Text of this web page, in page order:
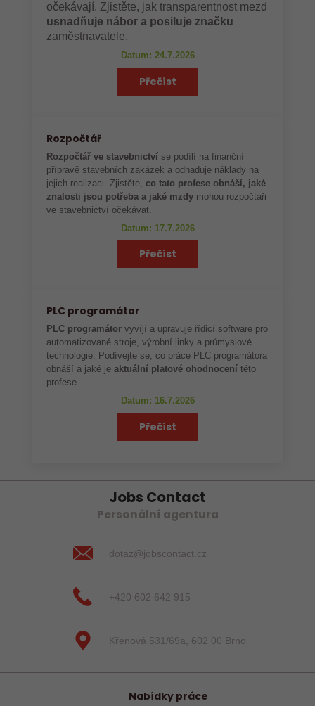
očekávají. Zjistěte, jak transparentnost mezd
usnadňuje nábor a posiluje značku
zaměstnavatele.
Datum: 24.7.2026
Přečíst
Rozpočtář
Rozpočtář ve stavebnictví se podílí na finanční
přípravě stavebních zakázek a odhaduje náklady na
jejich realizaci. Zjistěte,co tato profese obnáší, jaké
znalosti jsou potřeba a jaké mzdy mohou rozpočtáři
ve stavebnictví očekávat.
Datum: 17.7.2026
Přečíst
PLC programátor
PLC programátor vyvíjí a upravuje řídicí software pro
automatizované stroje, výrobní linky a průmyslové
technologie. Podívejte se, co práce PLC programátora
obnáší a jaké je aktuální platové ohodnocení této
profese.
Datum: 16.7.2026
Přečíst
Jobs Contact
Personální agentura
dotaz@jobscontact.cz
+420 602 642 915
Křenová 531/69a, 602 00 Brno
Nabídky práce